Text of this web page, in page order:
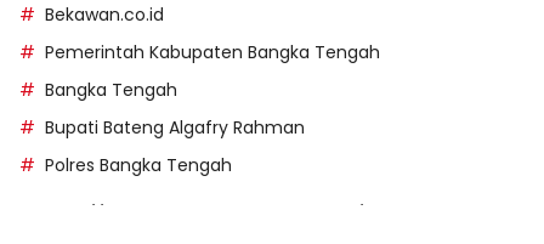
Bekawan.co.id
Pemerintah Kabupaten Bangka Tengah
Bangka Tengah
Bupati Bateng Algafry Rahman
Polres Bangka Tengah